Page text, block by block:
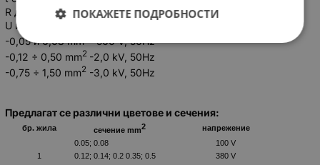
R доп. огъване 7,5 D.
U изп.:
-0,05 и 0,08 mm -500 V, 50Hz
-0,12 ÷ 0,50 mm2 -2,0 kV, 50Hz
-0,75 ÷ 1,50 mm2 -3,0 kV, 50Hz
Предлагат се различни цветове и сечения:
бр. жила сечение mm2 напрежение
1
0.05; 0.08
100 V
0.12; 0.14; 0.2 0.35; 0.5
380 V
ПОКАЖЕТЕ ПОДРОБНОСТИ